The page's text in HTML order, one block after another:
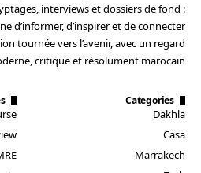
interviews et dossiers de fond :
d’informer, d’inspirer et de connecter
tournée vers l’avenir, avec un regard
critique et résolument marocain.
Categories
Dakhla
Casa
Marrakech
💲
🎙️
👤